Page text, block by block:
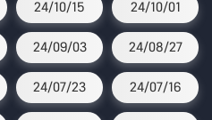
24/10/15 24/10/01
24/09/03 24/08/27
24/07/23 24/07/16